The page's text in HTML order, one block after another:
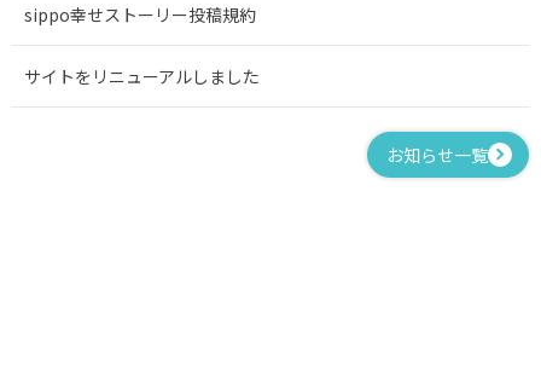
sippo幸せストーリー投稿規約
サイトをリニューアルしました
お知らせ一覧